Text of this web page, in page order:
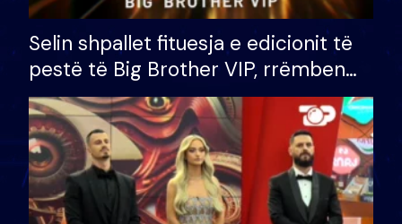
Selin shpallet fituesja e edicionit të
pestë të Big Brother VIP, rrëmben
çmimin e madh prej 100 mijë eurosh